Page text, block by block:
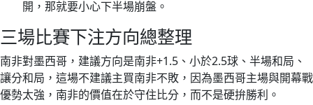
開，那就要小心下半場崩盤。
三場比賽下注方向總整理
南非對墨西哥，建議方向是南非+1.5、小於2.5球、半場和局、
讓分和局，這場不建議主買南非不敗，因為墨西哥主場與開幕戰
優勢太強，南非的價值在於守住比分，而不是硬拚勝利。